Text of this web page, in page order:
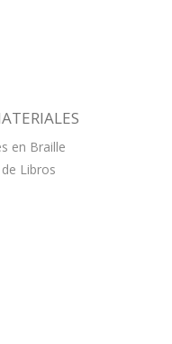
en Braille
Libros